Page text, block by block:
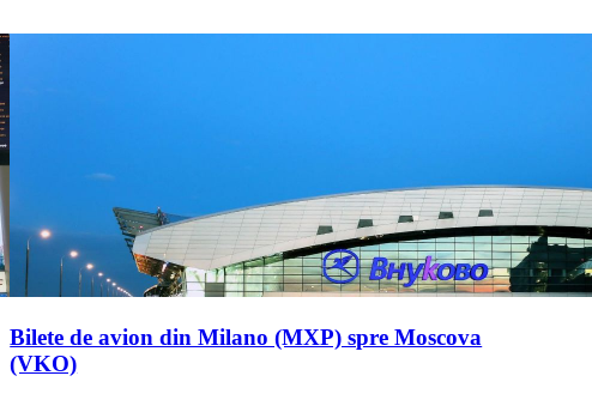
Bilete de avion din Milano (MXP) spre Moscova
(VKO)